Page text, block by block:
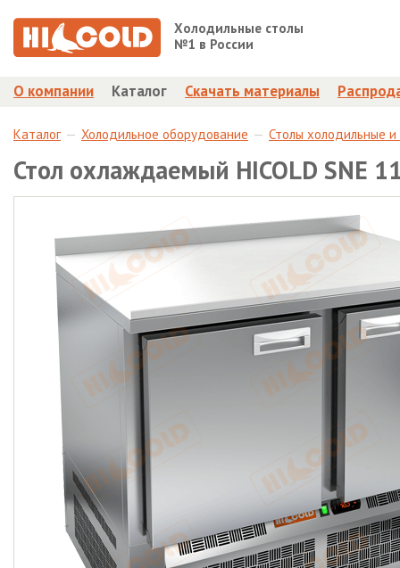
Холодильные столы
№1 в России
О компании Каталог Скачать материалы
Каталог Холодильное оборудование Столы холодильные
Стол охлаждаемый HICOLD SNE